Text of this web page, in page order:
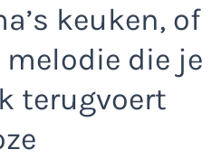
keuken, of
die je
terugvoert